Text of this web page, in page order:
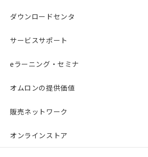
ダウンロードセンタ
サービスサポート
eラーニング・セミナ
オムロンの提供価値
販売ネットワーク
オンラインストア